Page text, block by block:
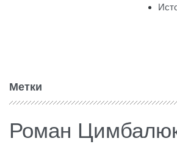
Метки
Роман